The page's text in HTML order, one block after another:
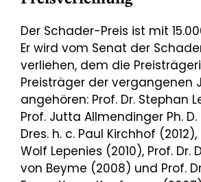
Der Schader-Preis ist mit
Er wird vom Senat der
verliehen, dem die
Preisträger der vergangenen
angehören: Prof. Dr. Stephan
Prof. Jutta Allmendinger Ph. D.
Dres. h. c. Paul Kirchhof (2012),
Wolf Lepenies (2010), Prof. Dr.
von Beyme (2008) und Prof.